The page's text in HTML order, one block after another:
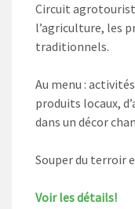
Circuit
l’agriculture, les
traditionnels.
Au menu :
produits locaux,
dans un décor
Souper du terroir
Voir les détails!